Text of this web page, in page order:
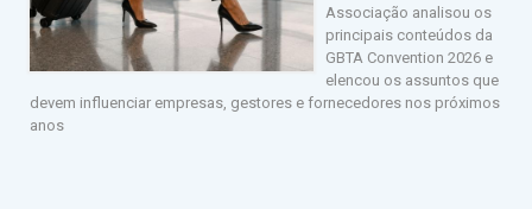
Associação analisou os
principais conteúdos da
GBTA Convention 2026 e
elencou os assuntos que
devem influenciar empresas, gestores e fornecedores nos próximos
anos